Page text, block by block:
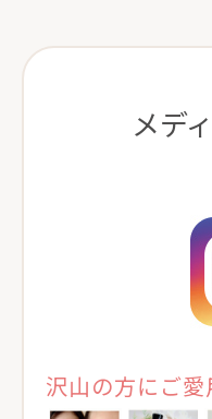
メデ
沢山の方にご愛